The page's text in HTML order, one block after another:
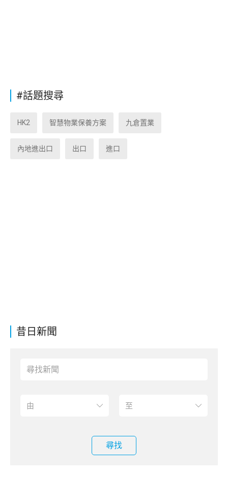
昔日新聞
尋找
#話題搜尋
HK2 智慧物業保養方案 九倉置業
內地進出口 出口 進口